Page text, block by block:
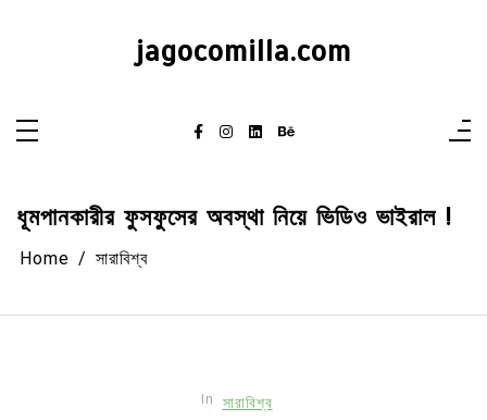
jagocomilla.com
ধূমপানকারীর ফুসফুসের অবস্থা নিয়ে ভিডিও ভাইরাল !
Home সারাবিশ্ব
In সারাবিশ্ব